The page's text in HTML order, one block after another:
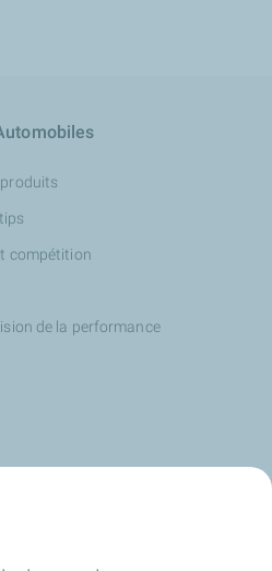
compétition
de la performance